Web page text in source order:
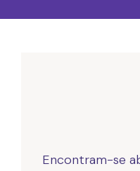
Encontram-se